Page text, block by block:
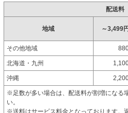
配送料
地域 ～3,499
その他地域
北海道・九州
沖縄
※足数が多い場合は、配送料が割増になる
い。
※送料はサービス料金となっております。